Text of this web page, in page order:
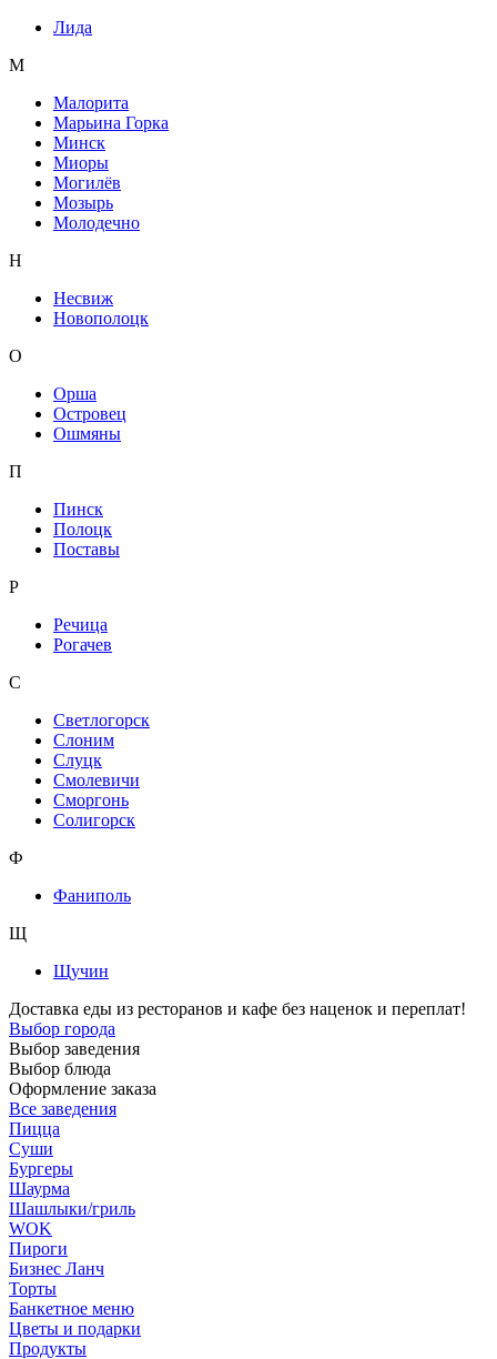
Лида
М
Малорита
Марьина Горка
Минск
Миоры
Могилёв
Мозырь
Молодечно
Н
Несвиж
Новополоцк
О
Орша
Островец
Ошмяны
П
Пинск
Полоцк
Поставы
Р
Речица
Рогачев
С
Светлогорск
Слоним
Слуцк
Смолевичи
Сморгонь
Солигорск
Ф
Фаниполь
Щ
Щучин
Доставка еды из ресторанов и кафе без наценок и переплат!
Выбор города
Выбор заведения
Выбор блюда
Оформление заказа
Все заведения
Пицца
Суши
Бургеры
Шаурма
Шашлыки/гриль
WOK
Пироги
Бизнес Ланч
Торты
Банкетное меню
Цветы и подарки
Продукты